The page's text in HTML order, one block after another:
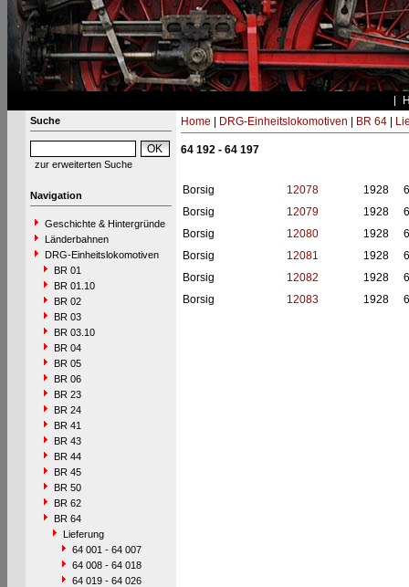
Suche
zur erweiterten Suche
Navigation
Geschichte & Hintergründe
Länderbahnen
DRG-Einheitslokomotiven
BR 01
BR 01.10
BR 02
BR 03
BR 03.10
BR 04
BR 05
BR 06
BR 23
BR 24
BR 41
BR 43
BR 44
BR 45
BR 50
BR 62
BR 64
Lieferung
64 001 - 64 007
64 008 - 64 018
64 019 - 64 026
Home DRG-Einheitslokomotiven BR 64|
64 192 - 64 197
Borsig 12078 1928
Borsig
12079 1928
Borsig
12080 1928
Borsig
12081 1928
Borsig
12082 1928
Borsig
12083 1928